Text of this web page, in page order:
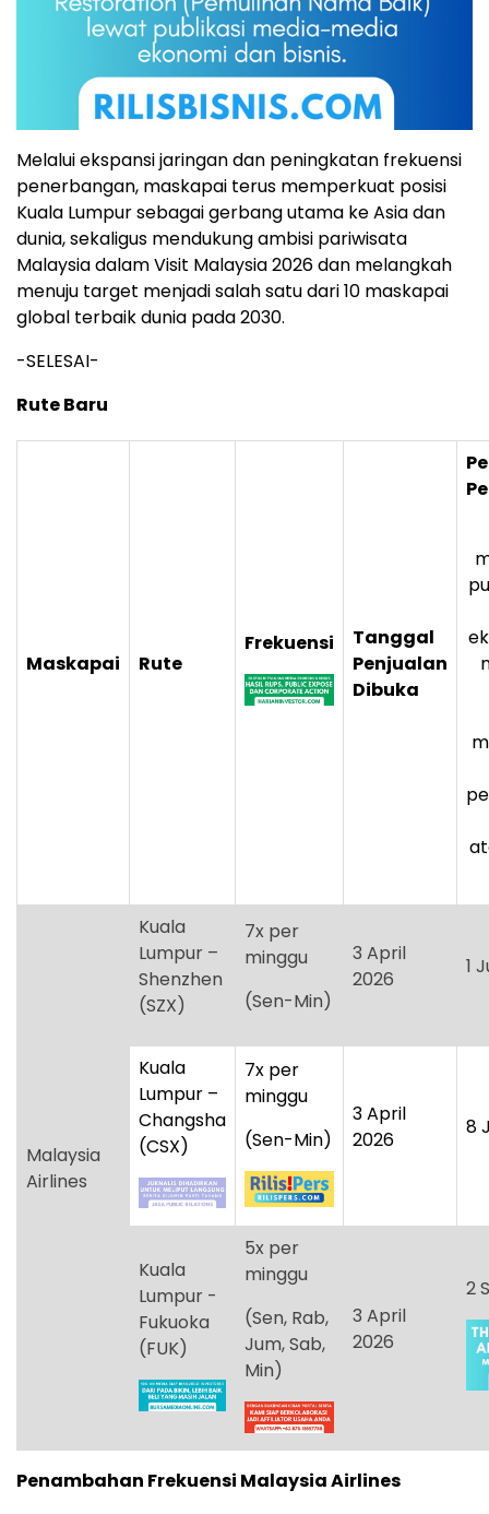
Melalui ekspansi jaringan dan peningkatan frekuensi
penerbangan, maskapai terus memperkuat posisi
Kuala Lumpur sebagai gerbang utama ke Asia dan
dunia, sekaligus mendukung ambisi pariwisata
Malaysia dalam Visit Malaysia 2026 dan melangkah
menuju target menjadi salah satu dari 10 maskapai
global terbaik dunia pada 2030.
-SELESAI-
Rute Baru
Maskapai Rute
Frekuensi
Tanggal
Penjualan
Dibuka
Malaysia
Airlines
Kuala
Lumpur –
Shenzhen
(SZX)
7x per
minggu
(Sen-Min)
3 April
2026
1
Kuala
Lumpur –
Changsha
(CSX)
7x per
minggu
(Sen-Min)
3 April
2026
8
Kuala
Lumpur -
Fukuoka
(FUK)
5x per
minggu
(Sen, Rab,
Jum, Sab,
Min)
3 April
2026
2
Penambahan Frekuensi Malaysia Airlines